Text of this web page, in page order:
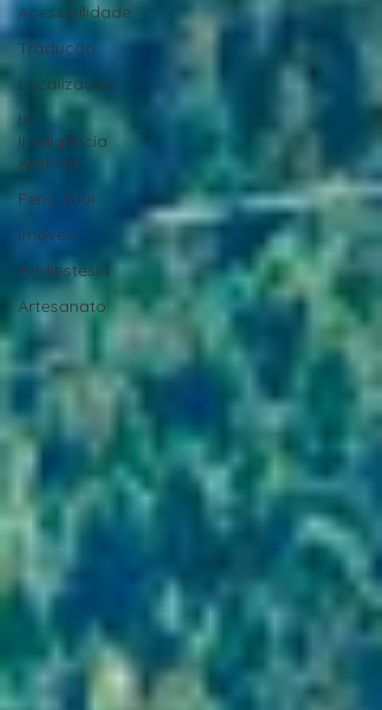
Acessibilidade
Tradução
Localização
IA -
Inteligência
Artificial
Feng Shui
Imóveis
Radiestesia
Artesanato